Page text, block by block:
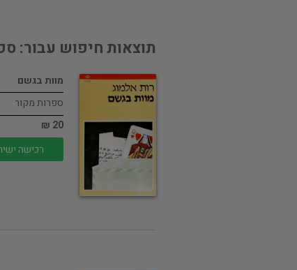
תוצאות חיפוש עבור:
מוות בגשם
ספרות מקור
20 ₪
רכישה